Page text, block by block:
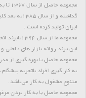
گذاشته و
ایران تولید کرده است .
مجموعه ما
این برند روانه بازار های
مجموعه حاصل با بهره گیری از
به کار گیری افراد باتجربه
متنوع مشغول به کار می‌باشد .
مجموعه حاصل با به کار بردن